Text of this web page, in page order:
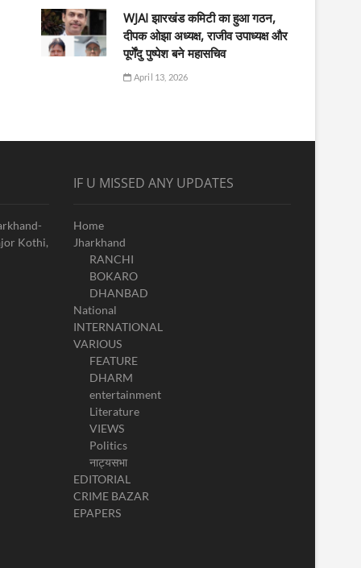
WJAI झारखंड कमिटी का हुआ गठन,
दीपक ओझा अध्यक्ष, राजीव उपाध्यक्ष और
पूर्णेंदु पुष्पेश बने महासचिव
April 13, 2026
Kothi,
IF U MISSED ANY UPDATES
Home
Jharkhand
RANCHI
BOKARO
DHANBAD
National
INTERNATIONAL
VARIOUS
FEATURE
DHARM
entertainment
Literature
VIEWS
Politics
नाट्यसभा
EDITORIAL
CRIME BAZAR
EPAPERS